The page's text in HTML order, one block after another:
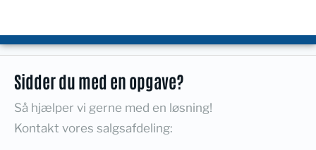
Sidder du med en opgave?
Så hjælper vi gerne med en løsning!
Kontakt vores salgsafdeling: